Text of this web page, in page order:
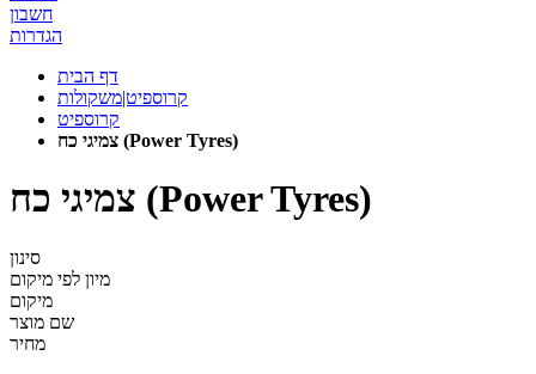
חשבון
הגדרות
דף הבית
קרוספיט|משקולות
קרוספיט
צמיגי כח (Power Tyres)
צמיגי כח (Power Tyres)
סינון
מיון לפי מיקום
מיקום
שם מוצר
מחיר